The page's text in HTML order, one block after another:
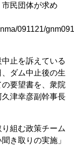
市民団体が求め
091121/
止を訴えている
ダム中止後の生
要望書を、衆院
津幸彦副幹事長
組む政策チーム
き取りの実施」